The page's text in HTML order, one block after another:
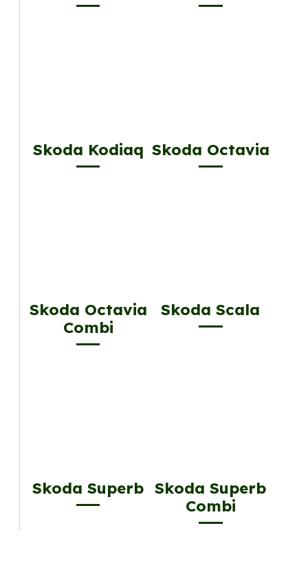
Skoda Kodiaq Skoda Octavia
Skoda Octavia
Combi
Skoda Scala
Skoda Superb Skoda Superb
Combi